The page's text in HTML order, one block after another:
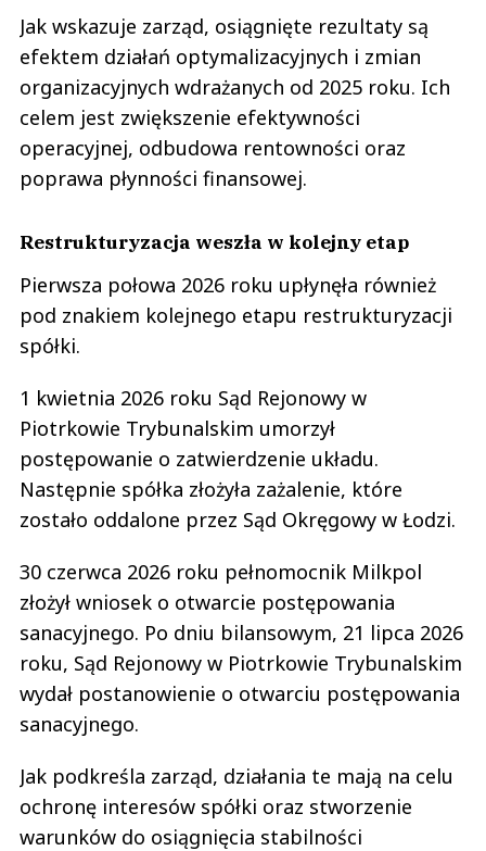
Jak wskazuje zarząd, osiągnięte rezultaty są
efektem działań optymalizacyjnych i zmian
organizacyjnych wdrażanych od 2025 roku. Ich
celem jest zwiększenie efektywności
operacyjnej, odbudowa rentowności oraz
poprawa płynności finansowej.
Restrukturyzacja weszła w kolejny etap
Pierwsza połowa 2026 roku upłynęła również
pod znakiem kolejnego etapu restrukturyzacji
spółki.
1 kwietnia 2026 roku Sąd Rejonowy w
Piotrkowie Trybunalskim umorzył
postępowanie o zatwierdzenie układu.
Następnie spółka złożyła zażalenie, które
zostało oddalone przez Sąd Okręgowy w Łodzi.
30 czerwca 2026 roku pełnomocnik Milkpol
złożył wniosek o otwarcie postępowania
sanacyjnego. Po dniu bilansowym, 21 lipca 2026
roku, Sąd Rejonowy w Piotrkowie Trybunalskim
wydał postanowienie o otwarciu postępowania
sanacyjnego.
Jak podkreśla zarząd, działania te mają na celu
ochronę interesów spółki oraz stworzenie
warunków do osiągnięcia stabilności